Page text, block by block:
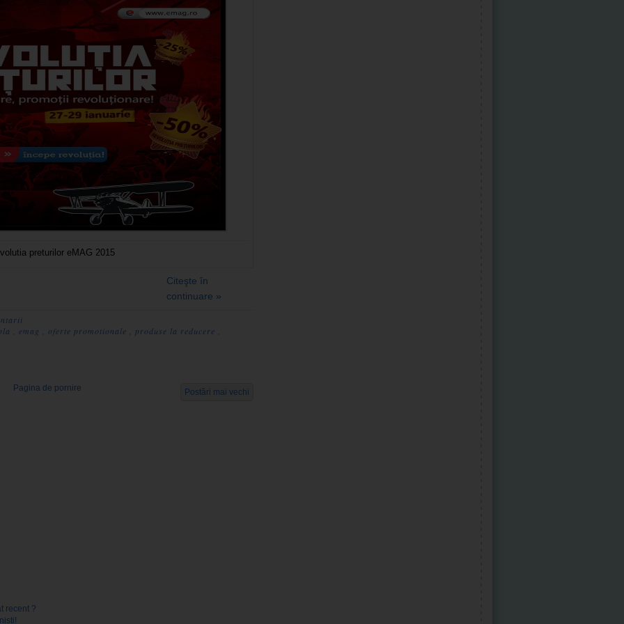
preturilor eMAG 2015
Citeşte în
continuare »
emag oferte promotionale produse la reducere
Postări mai vechi
Pagina de pornire
recent ?